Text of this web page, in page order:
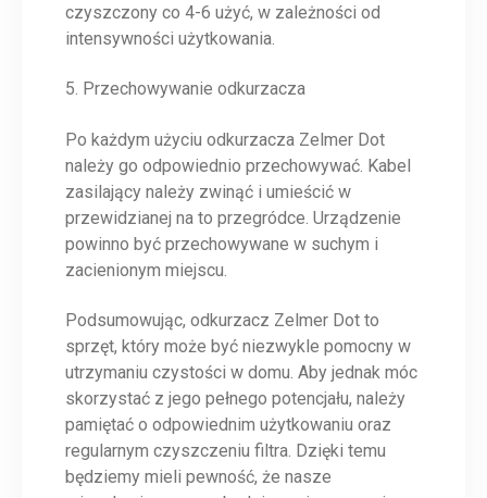
czyszczony co 4-6 użyć, w zależności od
intensywności użytkowania.
5. Przechowywanie odkurzacza
Po każdym użyciu odkurzacza Zelmer Dot
należy go odpowiednio przechowywać. Kabel
zasilający należy zwinąć i umieścić w
przewidzianej na to przegródce. Urządzenie
powinno być przechowywane w suchym i
zacienionym miejscu.
Podsumowując, odkurzacz Zelmer Dot to
sprzęt, który może być niezwykle pomocny w
utrzymaniu czystości w domu. Aby jednak móc
skorzystać z jego pełnego potencjału, należy
pamiętać o odpowiednim użytkowaniu oraz
regularnym czyszczeniu filtra. Dzięki temu
będziemy mieli pewność, że nasze